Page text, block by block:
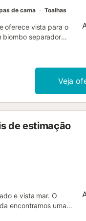
de cama Toalhas
oferece vista para o
biombo separador
para
e
O estúdio tem
do início de junho
Transportes
de estimação,
no local.
Veja
de estimação
e vista mar. O
encontramos uma